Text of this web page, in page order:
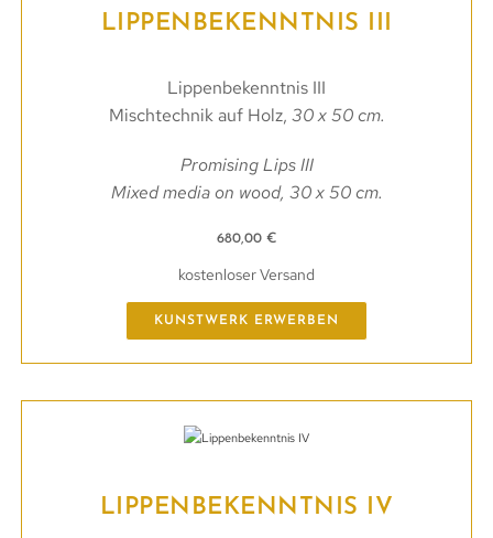
LIPPENBEKENNTNIS III
Lippenbekenntnis III
Mischtechnik auf Holz, 30 x 50 cm.
Promising Lips III
Mixed media on wood, 30 x 50 cm.
680,00 €
kostenloser Versand
KUNSTWERK ERWERBEN
LIPPENBEKENNTNIS IV